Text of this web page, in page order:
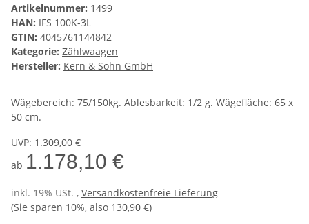
Artikelnummer: 1499
HAN: IFS 100K-3L
GTIN: 4045761144842
Kategorie: Zählwaagen
Hersteller: Kern & Sohn GmbH
Wägebereich: 75/150kg. Ablesbarkeit: 1/2 g. Wägefläche: 65 x
50 cm.
UVP:1.309,00 €
ab 1.178,10 €
inkl. 19% USt. , Versandkostenfreie Lieferung
(Sie sparen 10%, also 130,90 €)